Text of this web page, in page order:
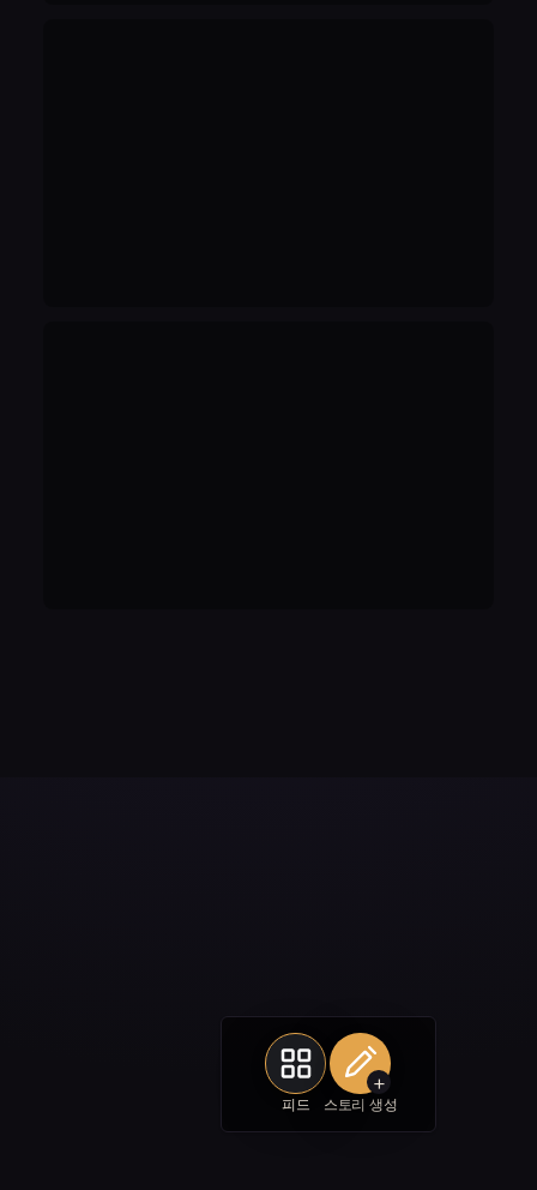
피드
+
스토리 생성